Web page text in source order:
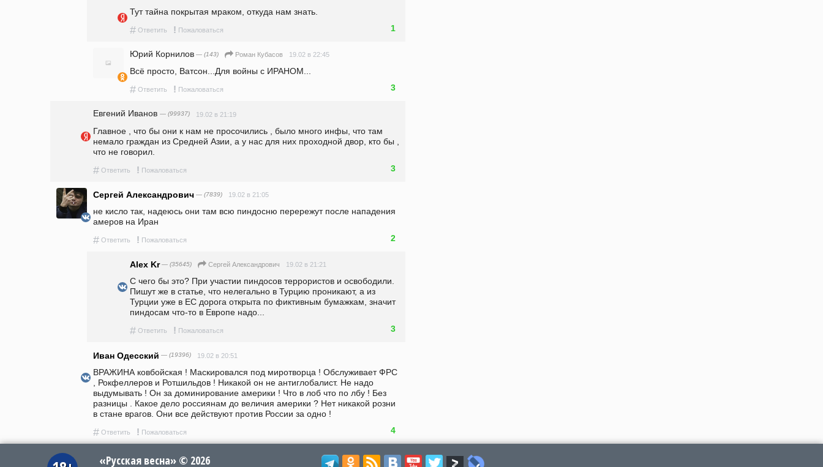
Тут тайна покрытая мраком, откуда нам знать.
# Ответить ! Пожаловаться 1
Юрий Корнилов — (143) Роман Кубасов 19.02 в 22:45
Всё просто, Ватсон...Для войны с ИРАНОМ...
# Ответить ! Пожаловаться 3
Евгений Иванов — (99937) 19.02 в 21:19
Главное , что бы они к нам не просочились , было много инфы, что там
немало граждан из Средней Азии, а у нас для них проходной двор, кто бы ,
что не говорил.
# Ответить ! Пожаловаться 3
Сергей Александрович — (7839) 19.02 в 21:05
не кисло так, надеюсь они там всю пиндосню перережут после нападения
амеров на Иран
# Ответить ! Пожаловаться 2
Alex Kr— (35645) Сергей Александрович 19.02 в 21:21
С чего бы это? При участии пиндосов террористов и освободили.
Пишут же в статье, что нелегально в Турцию проникают, а из
Турции уже в ЕС дорога открыта по фиктивным бумажкам, значит
пиндосам что-то в Европе надо...
# Ответить ! Пожаловаться 3
Иван Одесский — (19396) 19.02 в 20:51
ВРАЖИНА ковбойская ! Маскировался под миротворца ! Обслуживает ФРС
, Рокфеллеров и Ротшильдов ! Никакой он не антиглобалист. Не надо
выдумывать ! Он за доминирование америки ! Что в лоб что по лбу ! Без
разницы . Какое дело россиянам до величия америки ? Нет никакой розни
в стане врагов. Они все действуют против России за одно !
# Ответить ! Пожаловаться 4
«Русская весна» © 2026